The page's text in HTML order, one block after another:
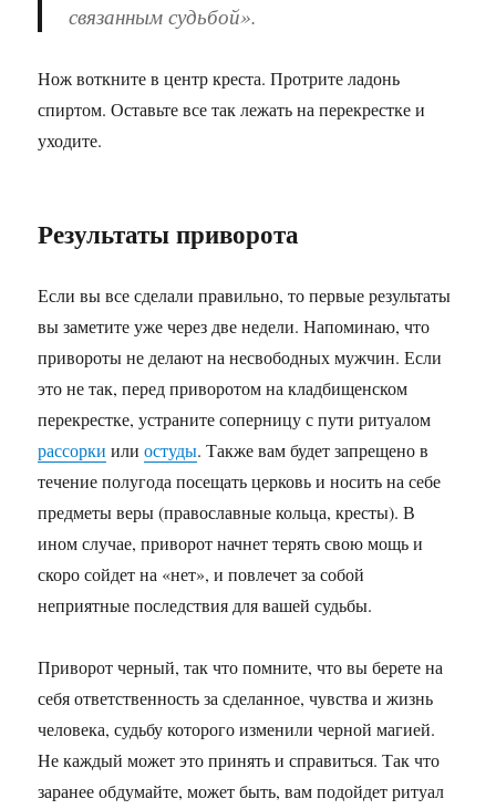
связанным судьбой».
Нож воткните в центр креста. Протрите ладонь
спиртом. Оставьте все так лежать на перекрестке и
уходите.
Результаты приворота
Если вы все сделали правильно, то первые результаты
вы заметите уже через две недели. Напоминаю, что
привороты не делают на несвободных мужчин. Если
это не так, перед приворотом на кладбищенском
перекрестке, устраните соперницу с пути ритуалом
рассорки илиостуды. Также вам будет запрещено в
течение полугода посещать церковь и носить на себе
предметы веры (православные кольца, кресты). В
ином случае, приворот начнет терять свою мощь и
скоро сойдет на «нет», и повлечет за собой
неприятные последствия для вашей судьбы.
Приворот черный, так что помните, что вы берете на
себя ответственность за сделанное, чувства и жизнь
человека, судьбу которого изменили черной магией.
Не каждый может это принять и справиться. Так что
заранее обдумайте, может быть, вам подойдет ритуал